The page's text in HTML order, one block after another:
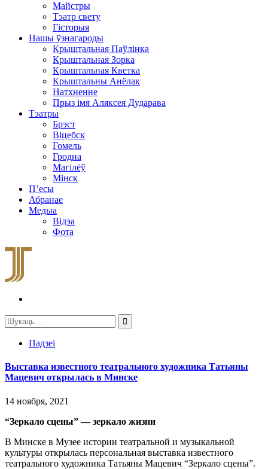
Майстры
Тэатр свету
Гісторыя
Нашы ўзнагароды
Крыштальная Паўлінка
Крыштальная Зорка
Крыштальная Кветка
Крыштальны Анёлак
Натхненне
Прыз імя Аляксея Дударава
Тэатры
Брэст
Віцебск
Гомель
Гродна
Магілёў
Мінск
П’есы
Абранае
Медыа
Відэа
Фота
Падзеі
Выставка известного театрального художника Татьяны
Мацевич открылась в Минске
14 ноября, 2021
“Зеркало сцены” — зеркало жизни
В Минске в Музее истории театральной и музыкальной
культуры открылась персональная выставка известного
театрального художника Татьяны Мацевич “Зеркало сцены”.